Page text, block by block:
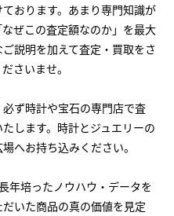
おります。あまり専門知識が
ぜこの査定額なのか」を最大
説明を加えて査定・買取をさ
さいませ。
ず時計や宝石の専門店で査
します。時計とジュエリーの
へお持ち込みください。
年培ったノウハウ・データを
いた商品の真の価値を見定